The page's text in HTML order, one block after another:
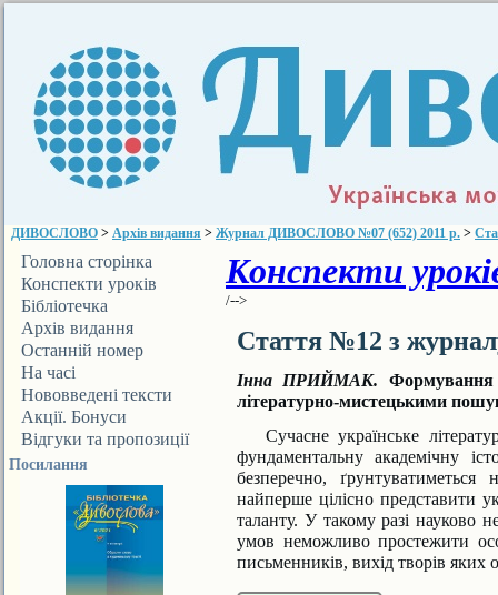
ДИВОСЛОВО > Архів видання > Журнал ДИВОСЛОВО №07 (652) 2011 р. >
Головна сторінка
Конспекти уроків
Бібліотечка
ДИВОСЛОВА
Архів видання
Останній номер
На часі
Нововведені тексти
Акції. Бонуси
Відгуки та пропозиції
Посилання
Конспекти
/-->
Стаття №12 з
Інна ПРИЙМАК. Формування
літературно-мистецькими
Сучасне українське
фундаментальну академічну
безперечно,
найперше цілісно пред­ставити
таланту. У такому разі на­уково
умов неможливо простежити
письменників, вихід творів